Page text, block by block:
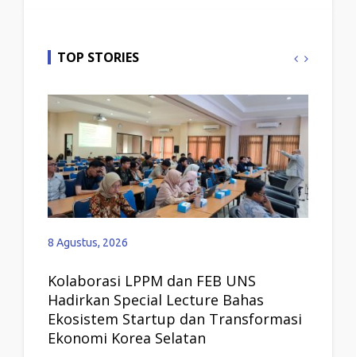
TOP STORIES
8 Agustus, 2026
Kolaborasi LPPM dan FEB UNS
Hadirkan Special Lecture Bahas
Ekosistem Startup dan Transformasi
Ekonomi Korea Selatan